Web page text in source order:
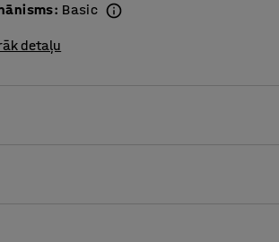
: Basic
detaļu
ir ideāli piemērots izmantošanai ne